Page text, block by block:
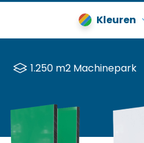
Kleuren
1.250 m2 Machinepark